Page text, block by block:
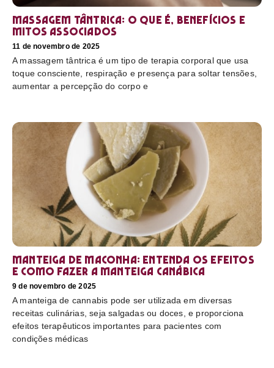
Massagem tântrica: o que é, benefícios e
mitos associados
11 de novembro de 2025
A massagem tântrica é um tipo de terapia corporal que usa
toque consciente, respiração e presença para soltar tensões,
aumentar a percepção do corpo e
Manteiga de maconha: entenda os efeitos
e como fazer a manteiga canábica
9 de novembro de 2025
A manteiga de cannabis pode ser utilizada em diversas
receitas culinárias, seja salgadas ou doces, e proporciona
efeitos terapêuticos importantes para pacientes com
condições médicas